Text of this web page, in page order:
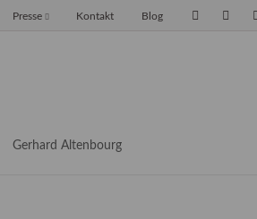
Blog
Kontakt
Presse
Gerhard Altenbourg